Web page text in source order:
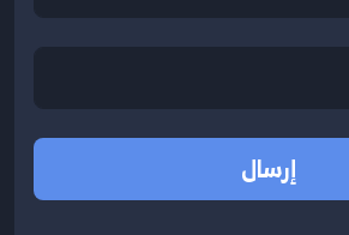
إرسال